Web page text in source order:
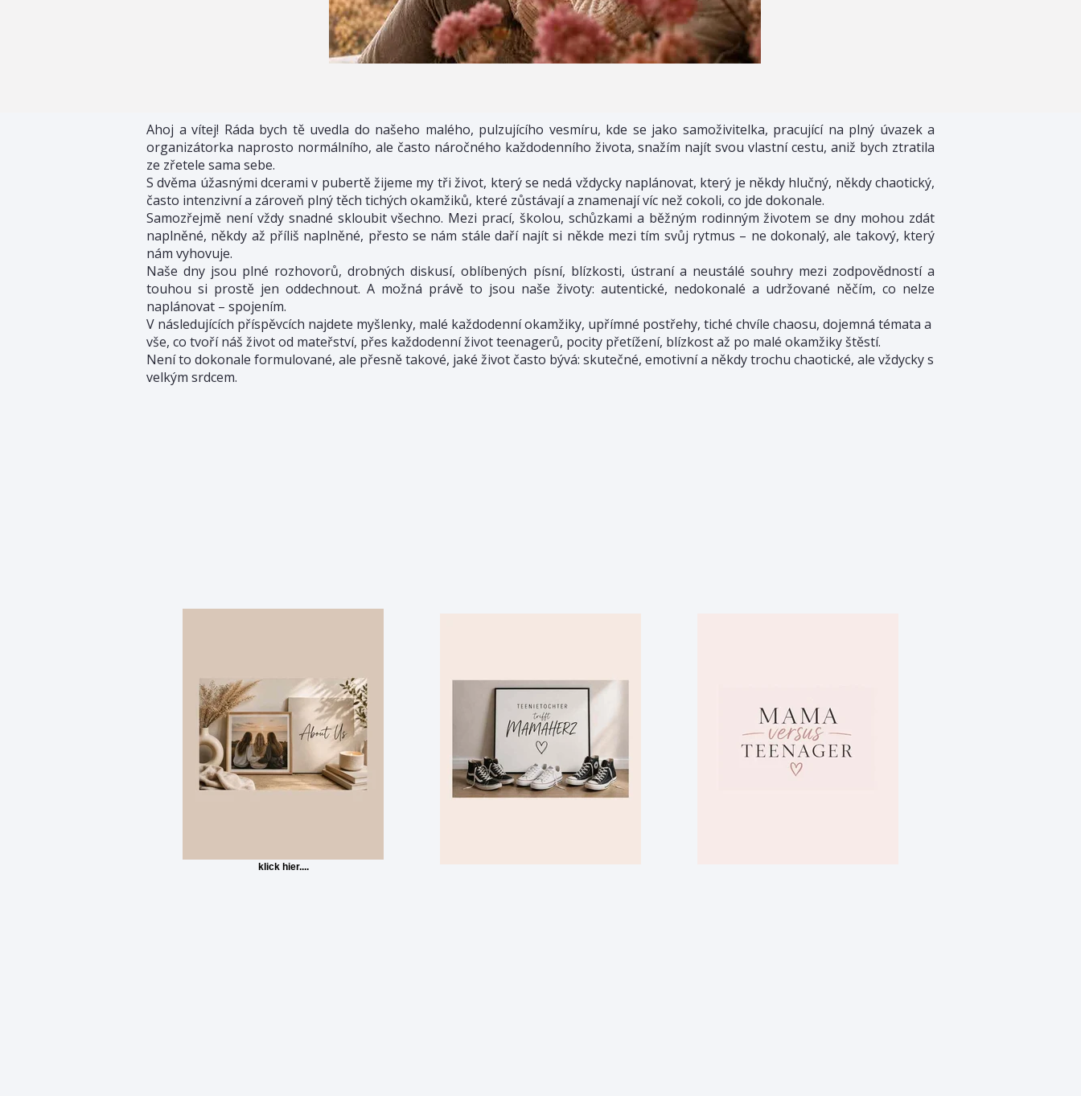
Ahoj a vítej! Ráda bych tě uvedla do našeho malého, pulzujícího vesmíru, kde se jako samoživitelka, pracující na plný úvazek a
organizátorka naprosto normálního, ale často náročného každodenního života, snažím najít svou vlastní cestu, aniž bych ztratila
ze zřetele sama sebe.
S dvěma úžasnými dcerami v pubertě žijeme my tři život, který se nedá vždycky naplánovat, který je někdy hlučný, někdy chaotický,
často intenzivní a zároveň plný těch tichých okamžiků, které zůstávají a znamenají víc než cokoli, co jde dokonale.
Samozřejmě není vždy snadné skloubit všechno. Mezi prací, školou, schůzkami a běžným rodinným životem se dny mohou zdát
naplněné, někdy až příliš naplněné, přesto se nám stále daří najít si někde mezi tím svůj rytmus – ne dokonalý, ale takový, který
nám vyhovuje.
Naše dny jsou plné rozhovorů, drobných diskusí, oblíbených písní, blízkosti, ústraní a neustálé souhry mezi zodpovědností a
touhou si prostě jen oddechnout. A možná právě to jsou naše životy: autentické, nedokonalé a udržované něčím, co nelze
naplánovat – spojením.
V následujících příspěvcích najdete myšlenky, malé každodenní okamžiky, upřímné postřehy, tiché chvíle chaosu, dojemná témata a
vše, co tvoří náš život od mateřství, přes každodenní život teenagerů, pocity přetížení, blízkost až po malé okamžiky štěstí.
Není to dokonale formulované, ale přesně takové, jaké život často bývá: skutečné, emotivní a někdy trochu chaotické, ale vždycky s
velkým srdcem.
klick hier....